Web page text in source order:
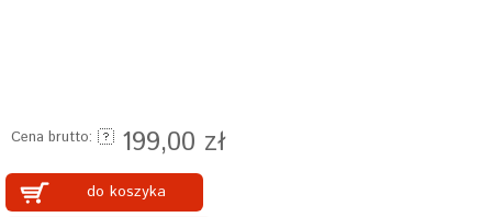
Cena brutto: 199,00 zł
do koszyka